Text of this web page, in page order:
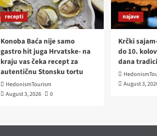
recepti
Konoba Baća nije samo
gastro hit juga Hrvatske- na
kraju vas čeka recept za
autentičnu Stonsku tortu
HedonismTourism
August 3, 2026
0
najave
Krčki
do 10.
dana
August 3,